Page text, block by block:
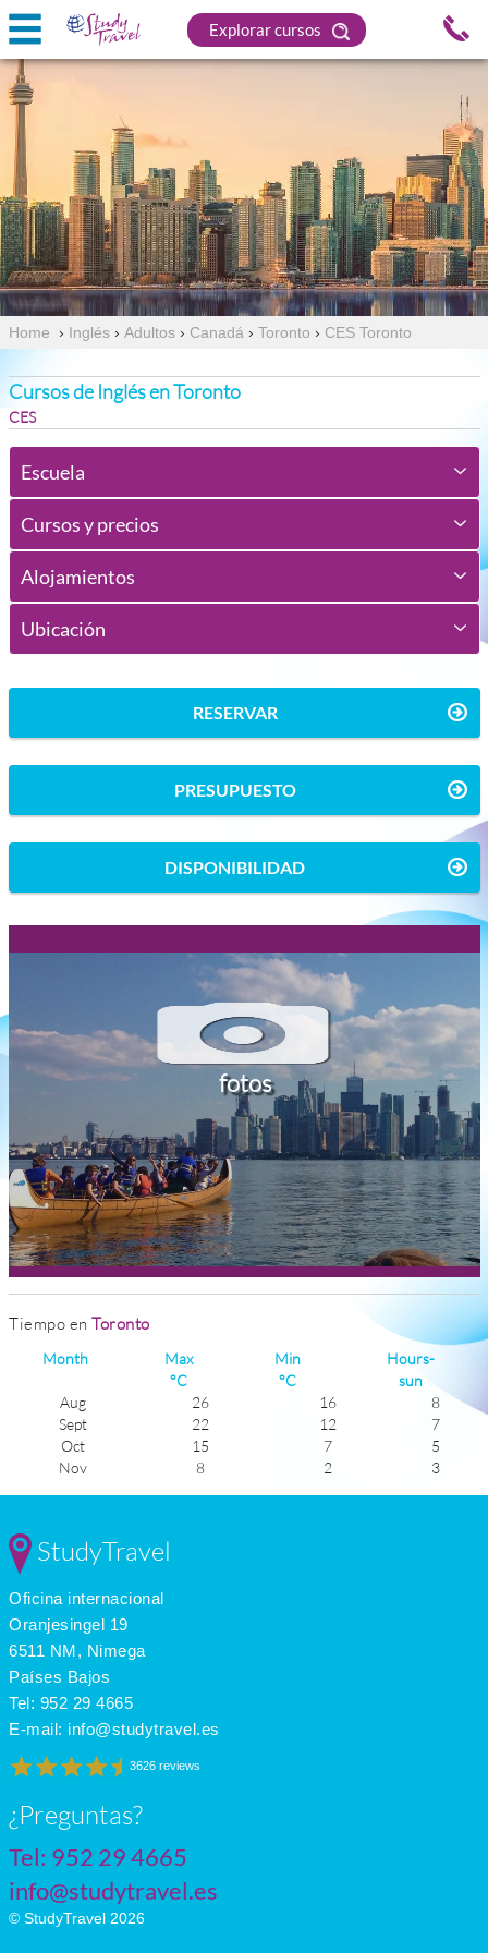
Explorar cursos
Home › Inglés › Adultos › Canadá › Toronto › CES Toronto
Cursos de Inglés en Toronto
CES
Escuela
Cursos y precios
Alojamientos
Ubicación
RESERVAR
PRESUPUESTO
DISPONIBILIDAD
fotos
Tiempo en Toronto
Month
Max
°C
Min
°C
Hours-
sun
Aug
26 16
8
Sept
22 12
7
Oct
15 7
5
Nov
8 2
3
Mar
May
June
July
StudyTravel
Oficina internacional
Oranjesingel 19
6511 NM, Nimega
Países Bajos
Tel: 952 29 4665
E-mail: info@studytravel.es
3626 reviews
¿Preguntas?
Tel: 952 29 4665
info@studytravel.es
© StudyTravel 2026